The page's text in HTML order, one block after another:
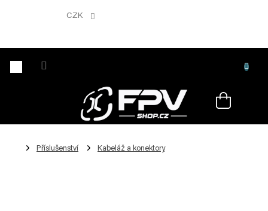
CZK
Nákupní
Příslušenství Kabeláž a konektory